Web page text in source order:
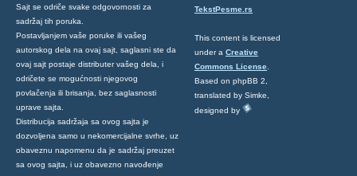
Sajt se odriče svake odgovornosti za
sadržaj tih poruka.
Postavljanjem vaše poruke ili vašeg
autorskog dela na ovaj sajt, saglasni ste da
ovaj sajt postaje distributer vašeg dela, i
odričete se mogućnosti njegovog
povlačenja ili brisanja, bez saglasnosti
uprave sajta.
Distribucija sadržaja sa ovog sajta je
dozvoljena samo u nekomercijalne svrhe, uz
obaveznu napomenu da je sadržaj preuzet
sa ovog sajta, i uz obavezno navođenje
TekstPesme.rs
This content is licensed
under a Creative
Commons License
Based on phpBB 2,
translated by Simke,
designed by